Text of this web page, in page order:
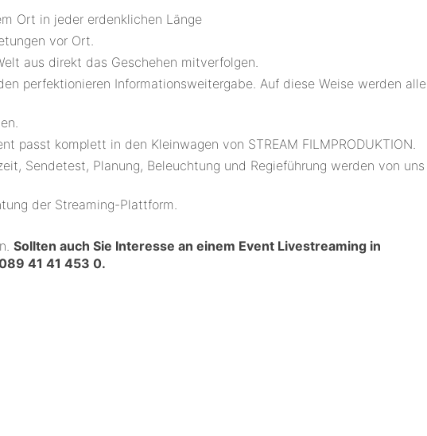
Ort in jeder erdenklichen Länge
vor Ort.
aus direkt das Geschehen mitverfolgen.
perfektionieren Informationsweitergabe. Auf diese Weise werden alle
passt komplett in den Kleinwagen von STREAM FILMPRODUKTION.
Sendetest, Planung, Beleuchtung und Regieführung werden von uns
der Streaming-Plattform.
Sollten auch Sie Interesse an einem Event Livestreaming in
41 41 453 0.